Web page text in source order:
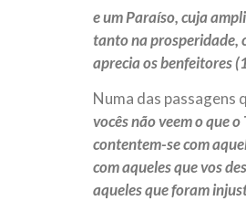
e um Paraíso, cuja
tanto na prosperidade,
aprecia os benfeitores
Numa das passagens
vocês não veem o que
contentem-se com
com aqueles que vos
aqueles que foram